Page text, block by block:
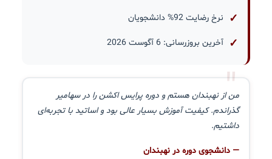
نرخ رضایت 92% دانشجویان
آخرین بروزرسانی: 6 آگوست 2026
"
من از نهبندان هستم و دوره پرایس اکشن را در سهامیر
گذراندم. کیفیت آموزش بسیار عالی بود و اساتید با تجربه‌ای
داشتیم.
— دانشجوی دوره در نهبندان